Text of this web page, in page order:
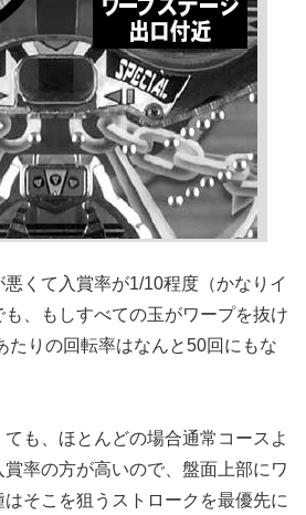
くて入賞率が1/10程度（かなりイ
、もしすべての玉がワープを抜け
たりの回転率はなんと50回にもな
も、ほとんどの場合通常コースよ
率の方が高いので、盤面上部にワ
そこを狙うストロークを最優先に